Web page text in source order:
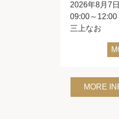
2026年8月7日
09:00～12:00
三上なお
MORE